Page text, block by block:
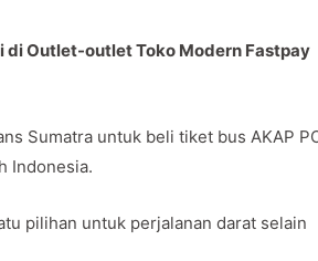
di Outlet-outlet Toko Modern Fastpay
Sumatra untuk beli tiket bus AKAP
Indonesia.
pilihan untuk perjalanan darat selain